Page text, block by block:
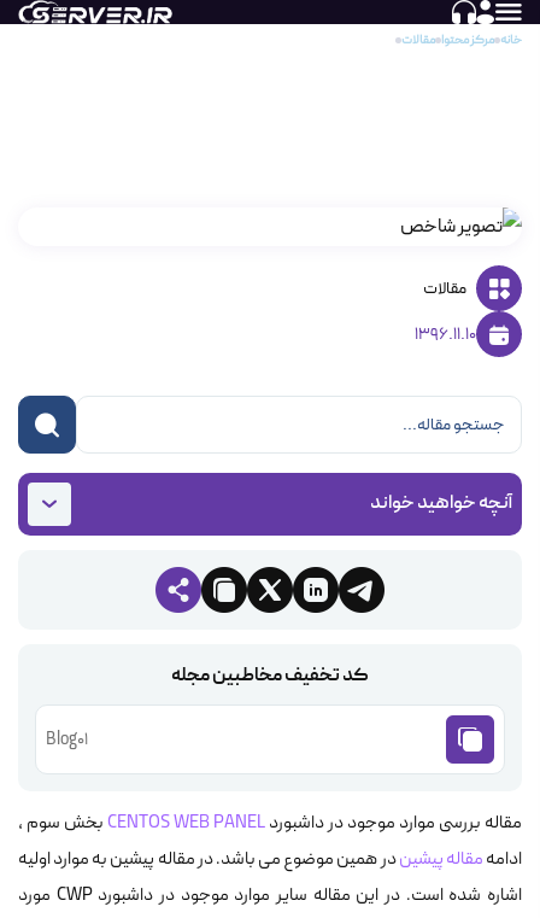
خانه مرکز محتوا مقالات
مقالات
1396.11.10
آنچه خواهید خواند
کد تخفیف مخاطبین مجله
Blog01
مقاله بررسی موارد موجود در داشبوردCENTOS WEB PANELبخش سوم ،
ادامهمقاله پیشیندر همین موضوع می باشد. در مقاله پیشین به موارد اولیه
اشاره شده است. در این مقاله سایر موارد موجود در داشبورد CWP مورد